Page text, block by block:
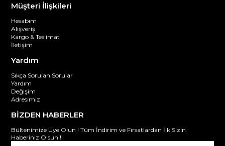
Müşteri İlişkileri
Hesabım
Alışveriş
Kargo & Teslimat
İletişim
Yardım
Sıkça Sorulan Sorular
Yardım
Değişim
Adresimiz
BİZDEN HABERLER
Bültenimize Üye Olun ! Tüm İndirim ve Fırsatlardan İlk Sizin
Haberiniz Olsun !